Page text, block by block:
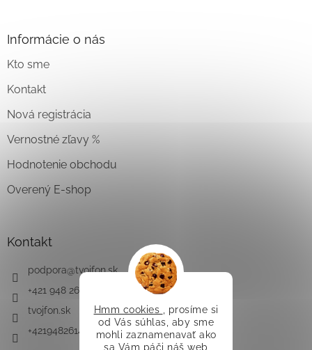
Hmm cookies
, prosíme si
od Vás súhlas, aby sme
mohli zaznamenavať ako
sa Vám páči náš web
Informácie o nás
Kto sme
Kontakt
Nová registrácia
Vernostné zľavy %
Hodnotenie obchodu
Overený E-shop
Kontakt
podpora@tvojfon.sk
+421 948 261 491
tvojfon.sk
+421948261491